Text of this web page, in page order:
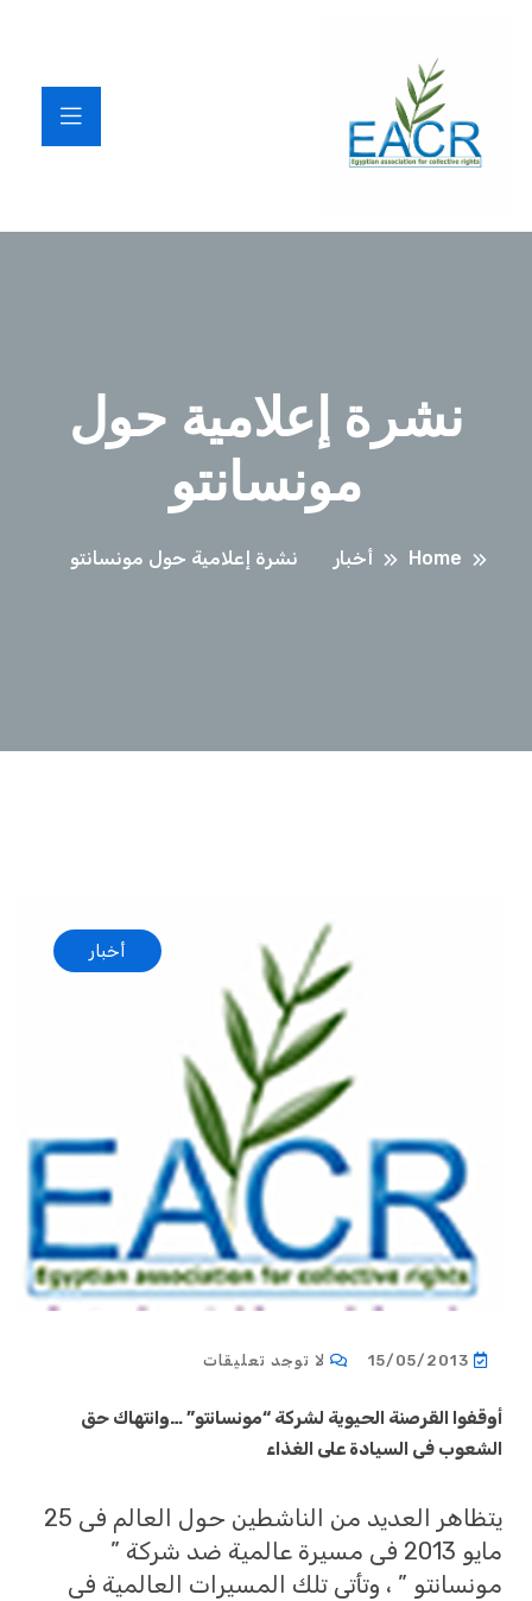
نشرة إعلامية حول
مونسانتو
Home أخبار نشرة إعلامية حول مونسانتو
أخبار
لا توجد تعليقات
أوقفوا القرصنة الحيوية لشركة “مونسانتو” …وانتهاك حق
الشعوب فى السيادة على الغذاء
يتظاهر العديد من الناشطين حول العالم فى 25
مايو 2013 فى مسيرة عالمية ضد شركة ”
مونسانتو ” ، وتأتى تلك المسيرات العالمية فى